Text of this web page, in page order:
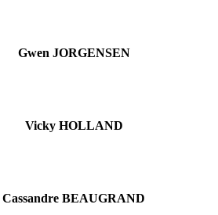
Gwen JORGENSEN
Vicky HOLLAND
Cassandre BEAUGRAND